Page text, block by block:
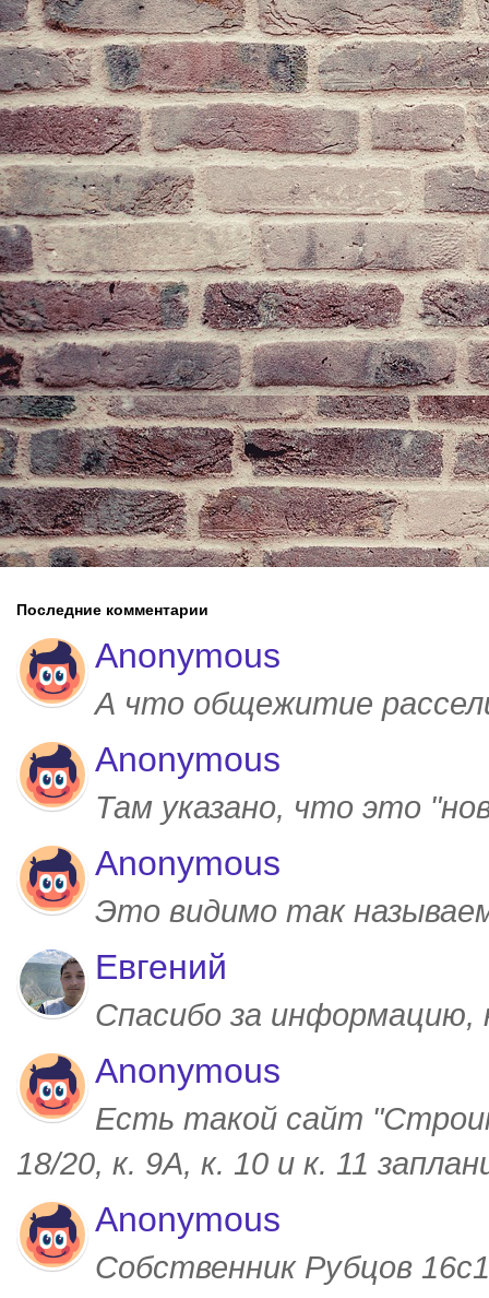
Последние комментарии
Anonymous
А что общежитие
Anonymous
Там указано, что это
Anonymous
Это видимо так
Евгений
Спасибо за
Anonymous
Есть такой сайт
18/20, к. 9А, к. 10 и к. 11
Anonymous
Собственник Рубцов